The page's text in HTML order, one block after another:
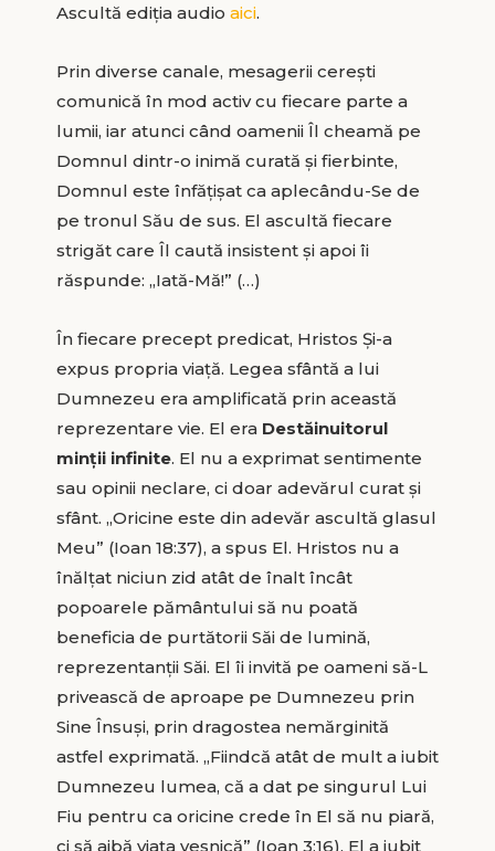
Ascultă ediția audio aici.
Prin diverse canale, mesagerii cerești
comunică în mod activ cu fiecare parte a
lumii, iar atunci când oamenii Îl cheamă pe
Domnul dintr-o inimă curată și fierbinte,
Domnul este înfățișat ca aplecându-Se de
pe tronul Său de sus. El ascultă fiecare
strigăt care Îl caută insistent și apoi îi
răspunde: „Iată-Mă!” (…)
În fiecare precept predicat, Hristos Și-a
expus propria viață. Legea sfântă a lui
Dumnezeu era amplificată prin această
reprezentare vie. El era Destăinuitorul
minții infinite. El nu a exprimat sentimente
sau opinii neclare, ci doar adevărul curat și
sfânt. „Oricine este din adevăr ascultă glasul
Meu” (Ioan 18:37), a spus El. Hristos nu a
înălțat niciun zid atât de înalt încât
popoarele pământului să nu poată
beneficia de purtătorii Săi de lumină,
reprezentanții Săi. El îi invită pe oameni să-L
privească de aproape pe Dumnezeu prin
Sine Însuși, prin dragostea nemărginită
astfel exprimată. „Fiindcă atât de mult a iubit
Dumnezeu lumea, că a dat pe singurul Lui
Fiu pentru ca oricine crede în El să nu piară,
ci să aibă viața veșnică” (Ioan 3:16). El a iubit